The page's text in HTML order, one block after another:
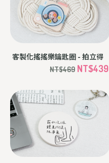
客製化搖搖樂鑰匙圈 - 拍立得
NT$469 NT$439